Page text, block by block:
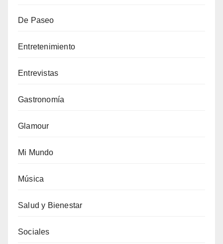
De Paseo
Entretenimiento
Entrevistas
Gastronomía
Glamour
Mi Mundo
Música
Salud y Bienestar
Sociales